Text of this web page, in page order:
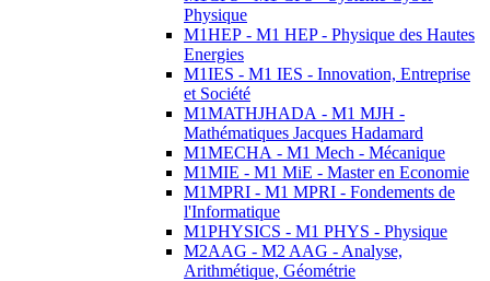
Physique
M1HEP - M1 HEP - Physique des Hautes
Energies
M1IES - M1 IES - Innovation, Entreprise
et Société
M1MATHJHADA - M1 MJH -
Mathématiques Jacques Hadamard
M1MECHA - M1 Mech - Mécanique
M1MIE - M1 MiE - Master en Economie
M1MPRI - M1 MPRI - Fondements de
l'Informatique
M1PHYSICS - M1 PHYS - Physique
M2AAG - M2 AAG - Analyse,
Arithmétique, Géométrie